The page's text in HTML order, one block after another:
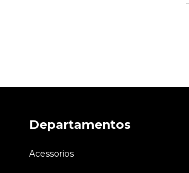
Departamentos
Acessorios